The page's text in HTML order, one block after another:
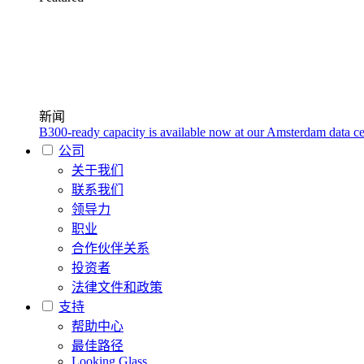
新闻
B300-ready capacity is available now at our Amsterdam data
公司
关于我们
联系我们
领导力
职业
合作伙伴关系
投资者
法律文件和政策
支持
帮助中心
最佳路径
Looking Glass